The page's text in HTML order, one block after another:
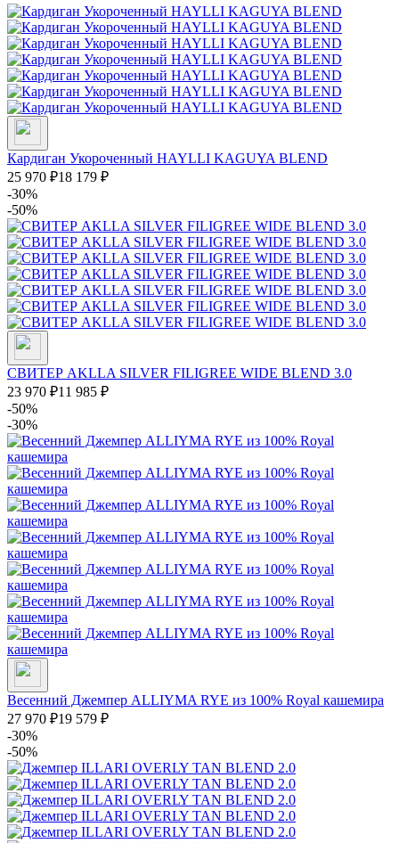
Кардиган Укороченный HAYLLI KAGUYA BLEND
25 970 ₽18 179 ₽
-30%
-50%
СВИТЕР AKLLA SILVER FILIGREE WIDE BLEND 3.0
23 970 ₽11 985 ₽
-50%
-30%
Весенний Джемпер ALLIYMA RYE из 100% Royal кашемира
27 970 ₽19 579 ₽
-30%
-50%